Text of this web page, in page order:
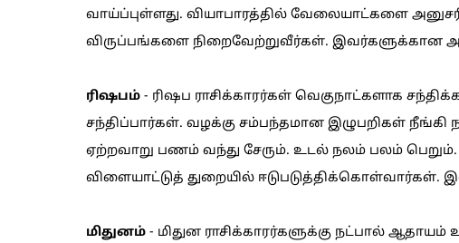
வாய்ப்புள்ளது. வியாபாரத்தில் வேலையாட்களை
விருப்பங்களை நிறைவேற்றுவீர்கள். இவர்களுக்கான
ரிஷபம் - ரிஷப ராசிக்காரர்கள் வெகுநாட்களாக
சந்திப்பார்கள். வழக்கு சம்பந்தமான இழுபறிகள் நீங்கி
ஏற்றவாறு பணம் வந்து சேரும். உடல் நலம் பலம்
விளையாட்டுத் துறையில் ஈடுபடுத்திக்கொள்வார்கள்.
மிதுனம் - மிதுன ராசிக்காரர்களுக்கு நட்பால் ஆதாயம்